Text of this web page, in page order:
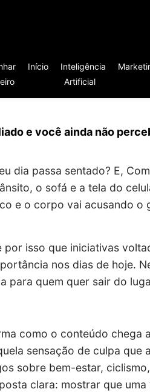
Início
Inteligência
Artificial
e você ainda não
dia passa sentado? E,
o sofá e a tela do
e o corpo vai acusando o
por isso que iniciativas
nos dias de hoje.
para quem quer sair do
como o conteúdo chega
sensação de culpa que
sobre bem-estar,
clara: mostrar que uma